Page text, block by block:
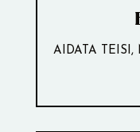
AIDATA TEISI,